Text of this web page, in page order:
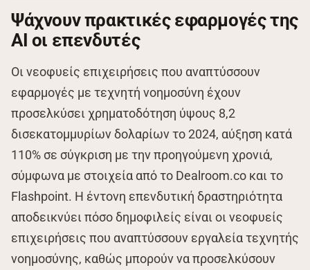
Ψάχνουν πρακτικές εφαρμογές της
ΑΙ οι επενδυτές
Οι νεοφυείς επιχειρήσεις που αναπτύσσουν
εφαρμογές με τεχνητή νοημοσύνη έχουν
προσελκύσει χρηματοδότηση ύψους 8,2
δισεκατομμυρίων δολαρίων το 2024, αύξηση κατά
110% σε σύγκριση με την προηγούμενη χρονιά,
σύμφωνα με στοιχεία από το Dealroom.co και το
Flashpoint. Η έντονη επενδυτική δραστηριότητα
αποδεικνύει πόσο δημοφιλείς είναι οι νεοφυείς
επιχειρήσεις που αναπτύσσουν εργαλεία τεχνητής
νοημοσύνης, καθώς μπορούν να προσελκύσουν